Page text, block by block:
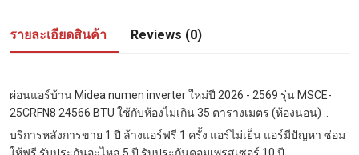
รายละเอียดสินค้า Reviews (0)
ผ่อนแอร์บ้าน Midea numen inverter ใหม่ปี 2026 - 2569 รุ่น MSCE-
25CRFN8 24566 BTU ใช้กับห้องไม่เกิน 35 ตารางเมตร (ห้องนอน) ..
บริการหลังการขาย 1 ปี ล้างแอร์ฟรี 1 ครั้ง แอร์ไม่เย็น แอร์มีปัญหา ซ่อม